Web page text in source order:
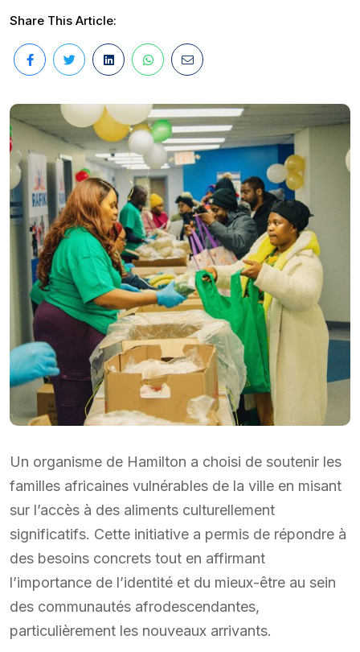
Share This Article:
Un organisme de Hamilton a choisi de soutenir les
familles africaines vulnérables de la ville en misant
sur l’accès à des aliments culturellement
significatifs. Cette initiative a permis de répondre à
des besoins concrets tout en affirmant
l’importance de l’identité et du mieux-être au sein
des communautés afrodescendantes,
particulièrement les nouveaux arrivants.